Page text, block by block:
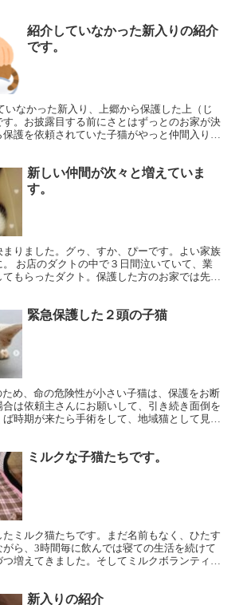
紹介していなかった新入りの紹介
です。
いなかった新入り、上郷から保護した上（じ
す。お披露目する前にさとはずっとのお家が決
護を依頼されていた子猫がやっと仲間入りし
新しい仲間が次々と増えていま
す。
りました。グゥ、すか、ぴーです。よい家族
お店のダクトの中で３日間泣いていて、業
もらったダクト。保護した方のお家では先住
緊急保護した２頭の子猫
め、命の危険性が小さい子猫は、保護をお断
は依頼主さんにお願いして、引き続き面倒を
時期が来たら手術をして、地域猫として見守
ミルクな子猫たちです。
ミルク猫たちです。まだ名前もなく、ひたす
ら、3時間毎に飲んでは寝ての生活を続けて
増えてきました。そしてミルクボランティア
新入りの紹介